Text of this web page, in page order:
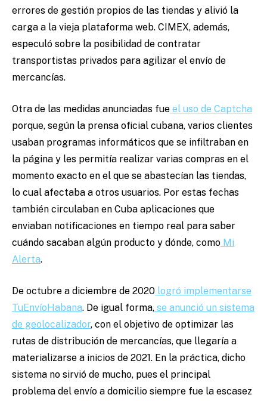
errores de gestión propios de las tiendas y alivió la
carga a la vieja plataforma web. CIMEX, además,
especuló sobre la posibilidad de contratar
transportistas privados para agilizar el envío de
mercancías.
Otra de las medidas anunciadas fue el uso de Captcha
porque, según la prensa oficial cubana, varios clientes
usaban programas informáticos que se infiltraban en
la página y les permitía realizar varias compras en el
momento exacto en el que se abastecían las tiendas,
lo cual afectaba a otros usuarios. Por estas fechas
también circulaban en Cuba aplicaciones que
enviaban notificaciones en tiempo real para saber
cuándo sacaban algún producto y dónde, como Mi
Alerta.
De octubre a diciembre de 2020 logró implementarse
TuEnvíoHabana. De igual forma, se anunció un sistema
de geolocalizador, con el objetivo de optimizar las
rutas de distribución de mercancías, que llegaría a
materializarse a inicios de 2021. En la práctica, dicho
sistema no sirvió de mucho, pues el principal
problema del envío a domicilio siempre fue la escasez